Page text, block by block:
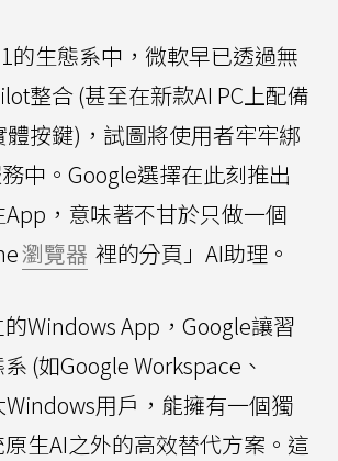
的生態系中，微軟早已透過無
整合 (甚至在新款AI PC上配備
按鍵)，試圖將使用者牢牢綁
中。Google選擇在此刻推出
，意味著不甘於只做一個
瀏覽器 裡的分頁」AI助理。
Windows App，Google讓習
(如Google Workspace、
用戶，能擁有一個獨
生AI之外的高效替代方案。這